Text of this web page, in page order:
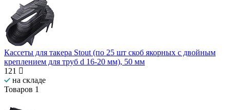
Кассеты для такера Stout (по 25 шт скоб якорных с двойным
креплением для труб d 16-20 мм), 50 мм
121
на складе
Товаров 1